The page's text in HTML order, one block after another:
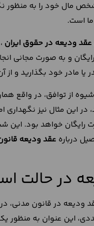
مال خود را به منظور
است.
عقد ودیعه در حقوق ایران
و به صورت مجانی
یا مادر خود بگذارید و از
از توافق، در واقع
در این مثال نیز
خواهد بود. این
درباره عقد ودیعه
در حالت
ودیعه در قانون
این عنوان به منظور